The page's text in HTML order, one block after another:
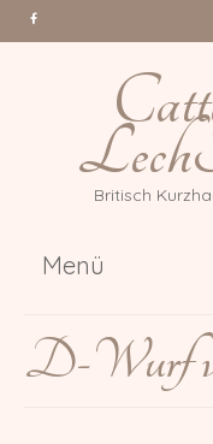
Britisch
Menü
Über uns
Katzen
D-Wurf